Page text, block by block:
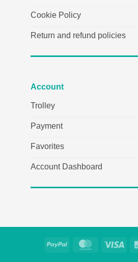
Cookie Policy
Return and refund policies
Account
Trolley
Payment
Favorites
Account Dashboard
PayPal MasterCardVisa